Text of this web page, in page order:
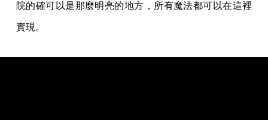
院的確可以是那麼明亮的地方，所有魔法都可以在這裡
實現。